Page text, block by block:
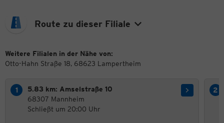
Route zu dieser Filiale
Weitere Filialen in der Nähe von:
Otto-Hahn Straße 18, 68623 Lampertheim
5.83 km: Amselstraße 10
68307 Mannheim
Schließt um 20:00 Uhr